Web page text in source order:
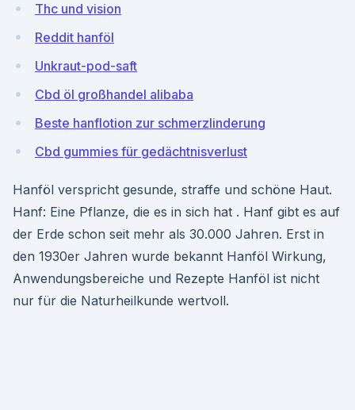
Thc und vision
Reddit hanföl
Unkraut-pod-saft
Cbd öl großhandel alibaba
Beste hanflotion zur schmerzlinderung
Cbd gummies für gedächtnisverlust
Hanföl verspricht gesunde, straffe und schöne Haut.
Hanf: Eine Pflanze, die es in sich hat . Hanf gibt es auf
der Erde schon seit mehr als 30.000 Jahren. Erst in
den 1930er Jahren wurde bekannt Hanföl Wirkung,
Anwendungsbereiche und Rezepte Hanföl ist nicht
nur für die Naturheilkunde wertvoll.